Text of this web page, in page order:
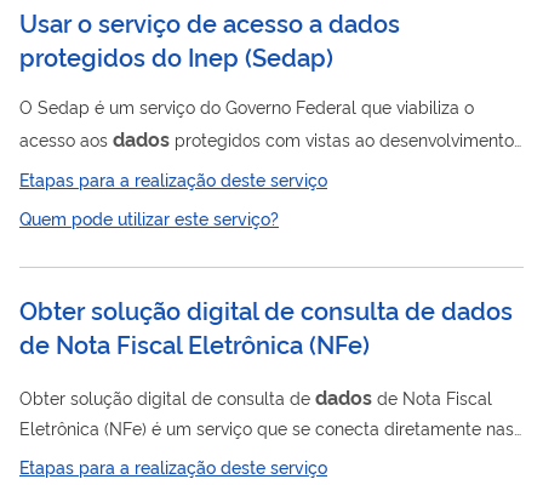
Usar o serviço de acesso a dados
protegidos do Inep (Sedap)
O Sedap é um serviço do Governo Federal que viabiliza o
acesso aos dados protegidos com vistas ao desenvolvimento
de pesquisas educacionais de interesse público com a
manutenção do sigilo e da identidade dos indivíduos e
instituições, conforme a legislação vigente. O serviço é uma
Pesquisas Educacionais Anísio Teixeira (Inep) responsável pela
gestão do conhecimento educacional,...
Etapas para a realização deste serviço
Quem pode utilizar este serviço?
Obter solução digital de consulta de dados
de Nota Fiscal Eletrônica (NFe)
Obter solução digital de consulta de dados de Nota Fiscal
Eletrônica (NFe) é um serviço que se conecta diretamente nas
bases do Sistema Público de Escrituração Digital – SPED da
Etapas para a realização deste serviço